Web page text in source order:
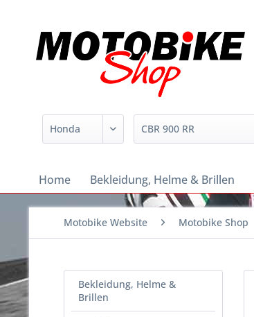
Home Bekleidung, Helme & Brillen
Motobike Website Motobike Shop
Bekleidung, Helme &
Brillen